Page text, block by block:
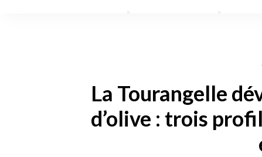
La Tourangelle
d’olive : trois